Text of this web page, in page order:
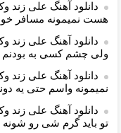
دانلود آهنگ علی زند
هست نمیمونه مسافر
دانلود آهنگ علی زند
ولی چشم كسی به
دانلود آهنگ علی زند
نمیمونه واسم حتی یه
دانلود آهنگ علی زند
تو باید گرم شی رو